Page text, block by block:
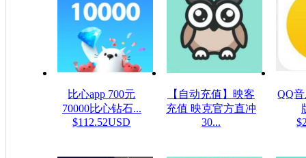
比心app 700元
70000比心钻石...
$112.52USD
【自动充值】映客
充值 映克官方直冲
30...
QQ